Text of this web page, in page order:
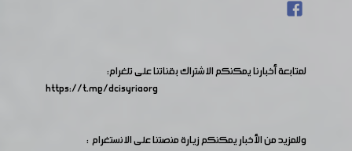
لمتابعة أخبارنا يمكنكم الاشتراك بقناتنا على تلغرام:
https://t.me/dcisyriaorg
وللمزيد من الأخبار يمكنكم زيارة منصتنا على الانستغرام :